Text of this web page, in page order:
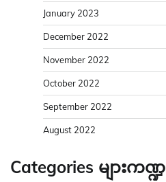
January 2023
December 2022
November 2022
October 2022
September 2022
August 2022
Categories များ